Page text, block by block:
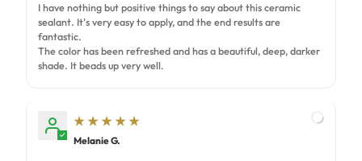
I have nothing but positive things to say about this ceramic
sealant. It's very easy to apply, and the end results are
fantastic.
The color has been refreshed and has a beautiful, deep, darker
shade. It beads up very well.
Melanie G.